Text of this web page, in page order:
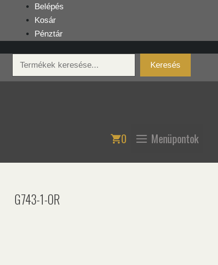
tartalomba
Belépés
Kosár
Pénztár
Keresés
Keresés
0 Menüpontok
G743-1-OR